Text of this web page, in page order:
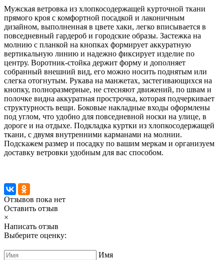
Мужская ветровка из хлопкосодержащей курточной ткани
прямого кроя с комфортной посадкой и лаконичным
дизайном, выполненная в цвете хаки, легко вписывается в
повседневный гардероб и городские образы. Застежка на
молнию с планкой на кнопках формирует аккуратную
вертикальную линию и надежно фиксирует изделие по
центру. Воротник-стойка держит форму и дополняет
собранный внешний вид, его можно носить поднятым или
слегка отогнутым. Рукава на манжетах, застегивающихся на
кнопку, полноразмерные, не стесняют движений, по швам и
полочке видна аккуратная прострочка, которая подчеркивает
структурность вещи. Боковые накладные входы оформлены
под углом, что удобно для повседневной носки на улице, в
дороге и на отдыхе. Подкладка куртки из хлопкосодержащей
ткани, с двумя внутренними карманами на молнии.
Подскажем размер и посадку по вашим меркам и организуем
доставку ветровки удобным для вас способом.
Отзывов пока нет
Оставить отзыв
×
Написать отзыв
Выберите оценку:
Имя